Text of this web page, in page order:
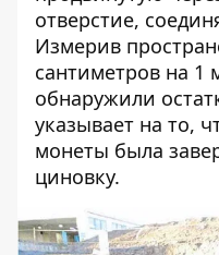
отверстие,
Измерив
сантиметров на 1
обнаружили
указывает на то,
монеты была
циновку.